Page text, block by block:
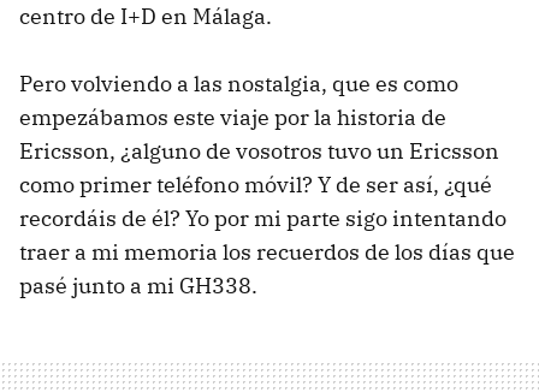
centro de I+D en Málaga.
Pero volviendo a las nostalgia, que es como
empezábamos este viaje por la historia de
Ericsson, ¿alguno de vosotros tuvo un Ericsson
como primer teléfono móvil? Y de ser así, ¿qué
recordáis de él? Yo por mi parte sigo intentando
traer a mi memoria los recuerdos de los días que
pasé junto a mi GH338.